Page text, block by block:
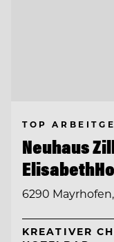
TOP
Neuhaus
6290
KREATIVER